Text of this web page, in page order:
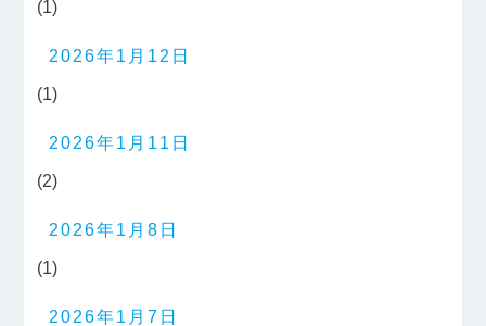
(1)
2026年1月12日
(1)
2026年1月11日
(2)
2026年1月8日
(1)
2026年1月7日